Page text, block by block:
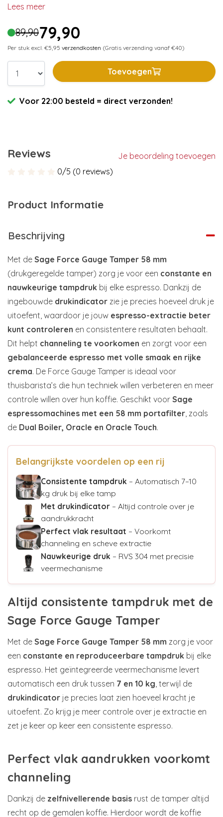
Lees meer
89,9079,90
Per stuk excl. €5,95 verzendkosten (Gratis verzending vanaf €40)
Toevoegen
Voor 22:00 besteld = direct verzonden!
Reviews
Je beoordeling toevoegen
0/5 (0 reviews)
Product Informatie
Beschrijving
Met de Sage Force Gauge Tamper 58 mm
(drukgeregelde tamper) zorg je voor een constante en
nauwkeurige tampdruk bij elke espresso. Dankzij de
ingebouwde drukindicator zie je precies hoeveel druk je
uitoefent, waardoor je jouw espresso-extractie beter
kunt controleren en consistentere resultaten behaalt.
Dit helpt channeling te voorkomen en zorgt voor een
gebalanceerde espresso met volle smaak en rijke
crema. De Force Gauge Tamper is ideaal voor
thuisbarista’s die hun techniek willen verbeteren en meer
controle willen over hun koffie. Geschikt voor Sage
espressomachines met een 58 mm portafilter, zoals
de Dual Boiler, Oracle en Oracle Touch.
Belangrijkste voordelen op een rij
Consistente tampdruk – Automatisch 7–10
kg druk bij elke tamp
Met drukindicator – Altijd controle over je
aandrukkracht
Perfect vlak resultaat – Voorkomt
channeling en scheve extractie
Nauwkeurige druk – RVS 304 met precisie
veermechanisme
Altijd consistente tampdruk met de
Sage Force Gauge Tamper
Met de Sage Force Gauge Tamper 58 mm zorg je voor
een constante en reproduceerbare tampdruk bij elke
espresso. Het geïntegreerde veermechanisme levert
automatisch een druk tussen 7 en 10 kg, terwijl de
drukindicator je precies laat zien hoeveel kracht je
uitoefent. Zo krijg je meer controle over je extractie en
zet je keer op keer een consistente espresso.
Perfect vlak aandrukken voorkomt
channeling
Dankzij de zelfnivellerende basis rust de tamper altijd
recht op de gemalen koffie. Hierdoor wordt de koffie